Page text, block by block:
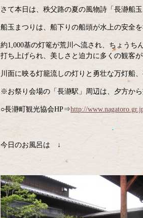
さて本日は、秩父路の夏の風物詩「長瀞船
船玉まつりは、船下りの船頭が水上の安全
約1,000基の灯篭が荒川へ流され、ちょうち
打ち上げられ、美しさと迫力に多くの観客が
川面に映る灯籠流しの灯りと勇壮な万灯船
※お祭り会場の「長瀞駅」周辺は、夕方か
○長瀞町観光協会HP⇒http://
今日のお風呂は ↓